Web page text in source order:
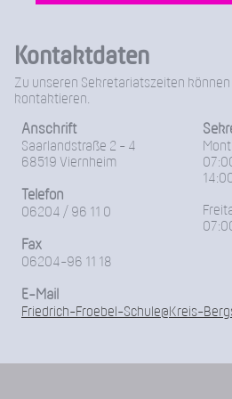
Kontaktdaten
Zu unseren Sekretariatszeiten
kontaktieren.
Anschrift
Saarlandstraße 2 - 4
68519 Viernheim
Telefon
06204 / 96 11 0
Fax
06204-96 11 18
E-Mail
Friedrich-Froebel-Schule@Kreis-